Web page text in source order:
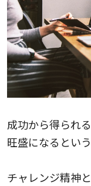
成功から得られ
旺盛になるとい
チャレンジ精神